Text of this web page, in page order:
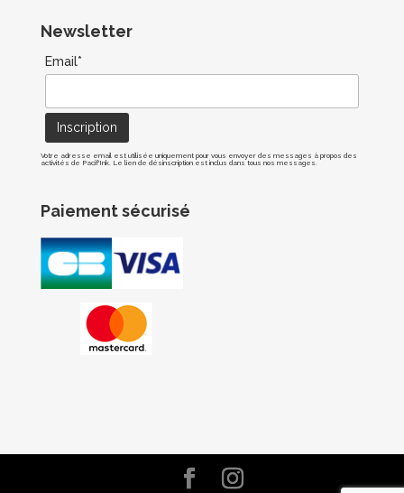
Newsletter
Email*
Votre adresse email est utilisée uniquement pour vous envoyer des messages à propos des
activités de Pacif'Ink. Le lien de désinscription est inclus dans tous nos messages.
Paiement sécurisé